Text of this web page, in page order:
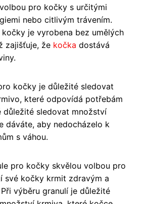
pro kočky s určitými
nebo citlivým trávením.
je vyrobena bez umělých
zajišťuje, že kočka dostává
kočky je důležité sledovat
které odpovídá potřebám
důležité sledovat množství
dáváte, aby nedocházelo k
s váhou.
pro kočky skvělou volbou pro
své kočky krmit zdravým a
výběru granulí je důležité